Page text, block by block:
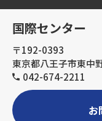
国際センター
〒192-0393
東京都八王子市東中
042-674-2211
お